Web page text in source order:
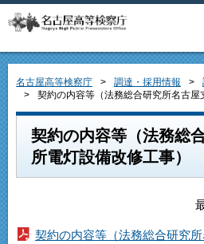
名古屋高等検察庁 調達・採用情報
契約の内容等（法務総合研究所名古屋
契約の内容等（法務総
所電灯設備改修工事）
契約の内容等（法務総合研究